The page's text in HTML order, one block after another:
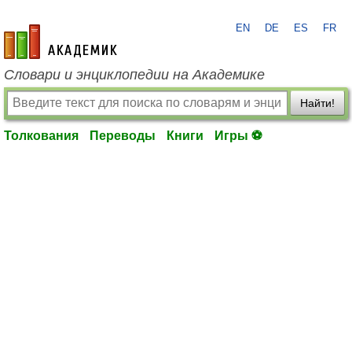
academic.ru
EN DE ES FR
Словари и энциклопедии на Академике
Найти!
Толкования Переводы Книги Игры ⚽